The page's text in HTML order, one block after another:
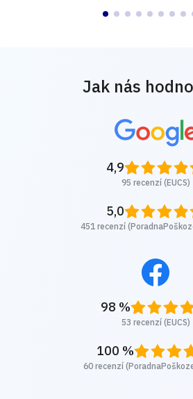
Jak nás
4,9
95 recenzí (EUCS)
5,0
451 recenzí
98 %
53 recenzí (EUCS)
100 %
60 recenzí